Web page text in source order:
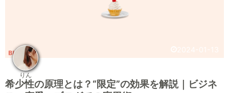
希少性の原理とは？“限定”の効果を解説｜ビジネ
2024-01-13
りん